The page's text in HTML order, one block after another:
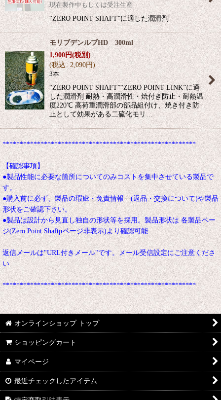
現在製作中もしくは受注生産
“ZERO POINT SHAFT”に適した潤滑剤
モリブデンルブHD 300ml
1,900円(税別)
(税込: 2,090円)
3本
“ZERO POINT SHAFT”“ZERO POINT LINK”に適
した潤滑剤 耐熱・高潤滑性・焼付き防止・耐熱温
度220℃ 高荷重潤滑部の部品組付け、焼き付き防
止として効果がある二硫化モリ…
********************************************************
【確認事項】
●製品性能に必要な箇所についてのみコストを集中させている製品で
す。
●購入前に必ず、製品の瑕疵・免責情報 (返品・交換について)や製品
形状をご確認下さい。
●製品は設計から見直し独自の形状等を採用。製品形状は 各製品ペー
ジ(Zero Point Shaftμページ非表示)より確認可能
返信メールは"URL付きメール"です。メール受信設定にご注意くださ
い
********************************************************
オンラインショップ トップ
ショッピングカート
マイページ
最近チェックしたアイテム